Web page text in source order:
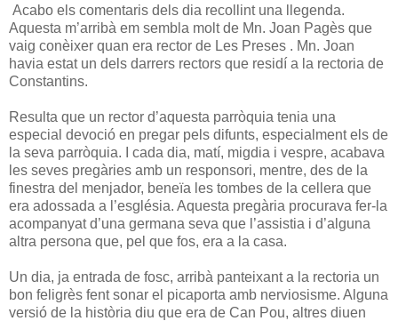
Acabo els comentaris dels dia recollint una llegenda.
Aquesta m’arribà em sembla molt de Mn. Joan Pagès que
vaig conèixer quan era rector de Les Preses . Mn. Joan
havia estat un dels darrers rectors que residí a la rectoria de
Constantins.
Resulta que un rector d’aquesta parròquia tenia una
especial devoció en pregar pels difunts, especialment els de
la seva parròquia. I cada dia, matí, migdia i vespre, acabava
les seves pregàries amb un responsori, mentre, des de la
finestra del menjador, beneïa les tombes de la cellera que
era adossada a l’església. Aquesta pregària procurava fer-la
acompanyat d’una germana seva que l’assistia i d’alguna
altra persona que, pel que fos, era a la casa.
Un dia, ja entrada de fosc, arribà panteixant a la rectoria un
bon feligrès fent sonar el picaporta amb nerviosisme. Alguna
versió de la història diu que era de Can Pou, altres diuen